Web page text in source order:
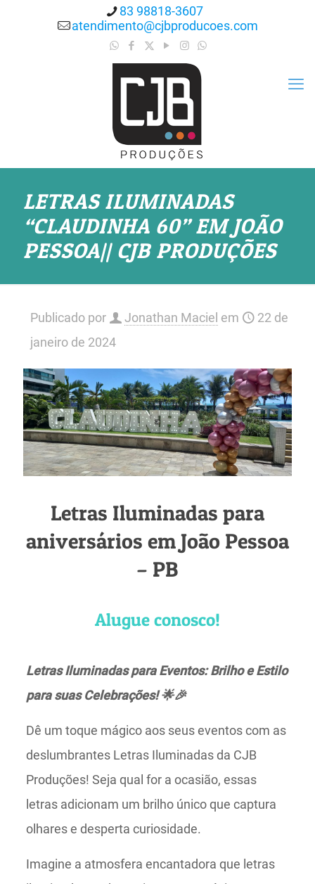
83 98818-3607
atendimento@cjbproducoes.com
LETRAS ILUMINADAS
“CLAUDINHA 60” EM JOÃO
PESSOA|| CJB PRODUÇÕES
Publicado por Jonathan Maciel em
22 de
janeiro de 2024
Letras Iluminadas para
aniversários em João Pessoa
– PB
Alugue conosco!
Letras Iluminadas para Eventos: Brilho e Estilo
para suas Celebrações! 🌟🎉
Dê um toque mágico aos seus eventos com as
deslumbrantes Letras Iluminadas da CJB
Produções! Seja qual for a ocasião, essas
letras adicionam um brilho único que captura
olhares e desperta curiosidade.
Imagine a atmosfera encantadora que letras